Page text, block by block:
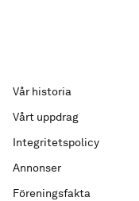
Vår historia
Vårt uppdrag
Integritetspolicy
Annonser
Föreningsfakta